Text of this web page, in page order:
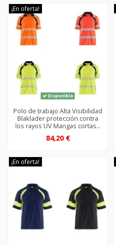
¡En oferta!
Disponible
Polo de trabajo Alta Visibilidad
Blaklader protección contra
los rayos UV Mangas cortas...
84,20 €
¡En oferta!